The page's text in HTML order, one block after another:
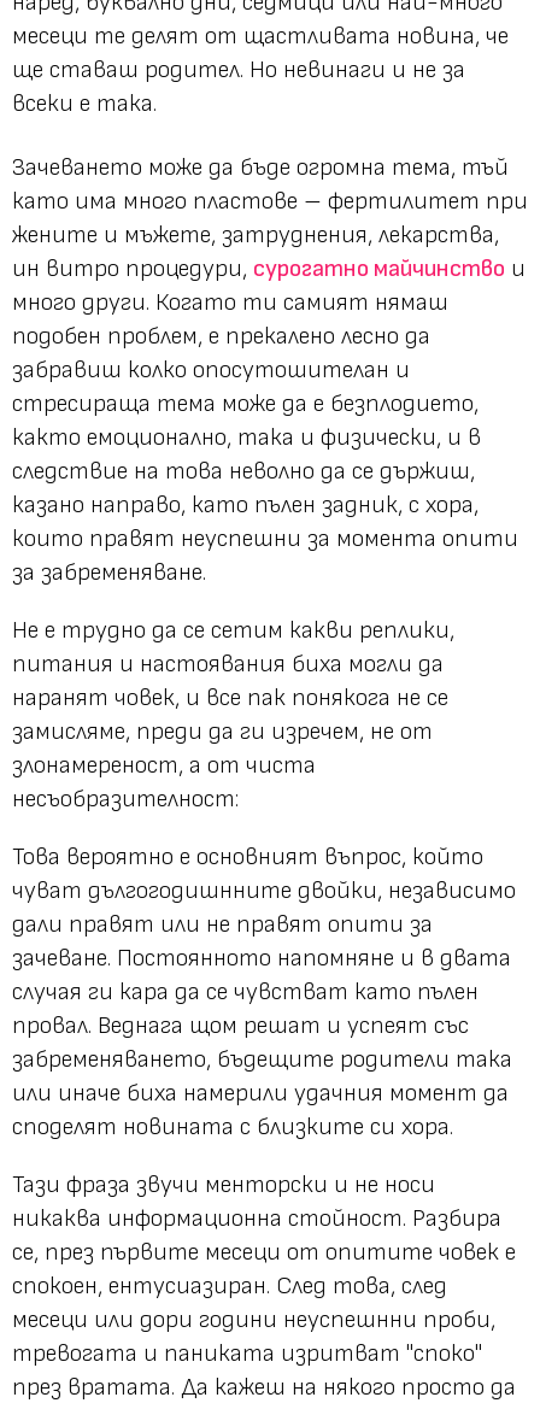
месеци те делят от щастливата новина, че
ще ставаш родител. Но невинаги и не за
всеки е така.
Зачеването може да бъде огромна тема, тъй
като има много пластове – фертилитет при
жените и мъжете, затруднения, лекарства,
ин витро процедури, сурогатно майчинство и
много други. Когато ти самият нямаш
подобен проблем, е прекалено лесно да
забравиш колко опосутошителан и
стресираща тема може да е безплодието,
както емоционално, така и физически, и в
следствие на това неволно да се държиш,
казано направо, като пълен задник, с хора,
които правят неуспешни за момента опити
за забременяване.
Не е трудно да се сетим какви реплики,
питания и настоявания биха могли да
наранят човек, и все пак понякога не се
замисляме, преди да ги изречем, не от
злонамереност, а от чиста
несъобразителност:
Това вероятно е основният въпрос, който
чуват дългогодишнните двойки, независимо
дали правят или не правят опити за
зачеване. Постоянното напомняне и в двата
случая ги кара да се чувстват като пълен
провал. Веднага щом решат и успеят със
забременяването, бъдещите родители така
или иначе биха намерили удачния момент да
споделят новината с близките си хора.
Тази фраза звучи менторски и не носи
никаква информационна стойност. Разбира
се, през първите месеци от опитите човек е
спокоен, ентусиазиран. След това, след
месеци или дори години неуспешнни проби,
тревогата и паниката изритват "споко"
през вратата. Да кажеш на някого просто да